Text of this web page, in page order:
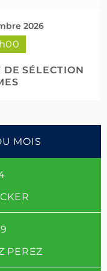
2026
SÉLECTION
MOIS
PEREZ